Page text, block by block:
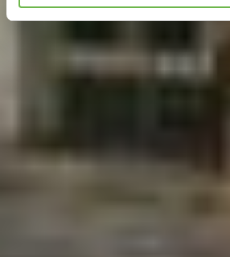
„Statistieken“ of „Marketing“ aan te
op "Selectie handmatig instellen",
dat uw gegevens in de VS worden
overeenstemming met Art. 49 (1) zin
VS zijn door het Europees Hof van
Amerikaanse autoriteiten worden
rechtsmiddel. Indien u op "Selectie